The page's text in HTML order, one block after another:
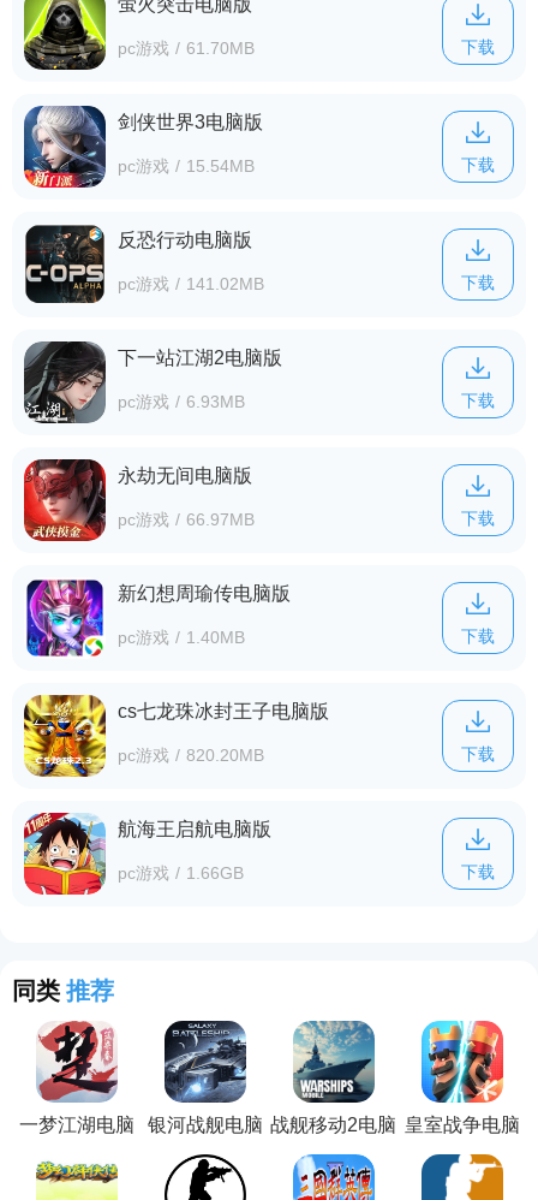
萤火突击电脑版
pc游戏 / 61.70MB 下载
剑侠世界3电脑版
pc游戏 / 15.54MB 下载
反恐行动电脑版
pc游戏 / 141.02MB 下载
下一站江湖2电脑版
pc游戏 / 6.93MB 下载
永劫无间电脑版
pc游戏 / 66.97MB 下载
新幻想周瑜传电脑版
pc游戏 / 1.40MB 下载
cs七龙珠冰封王子电脑版
pc游戏 / 820.20MB 下载
航海王启航电脑版
pc游戏 / 1.66GB 下载
同类 推荐
一梦江湖电脑
银河战舰电脑
版
战舰移动2电脑
版
皇室战争电脑
版